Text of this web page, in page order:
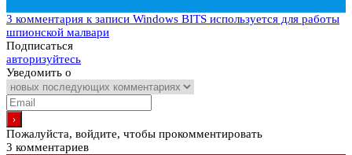
3 комментария к записи Windows BITS используется для работы
шпионской малвари
Подписаться
авторизуйтесь
Уведомить о
Пожалуйста, войдите, чтобы прокомментировать
3 комментариев